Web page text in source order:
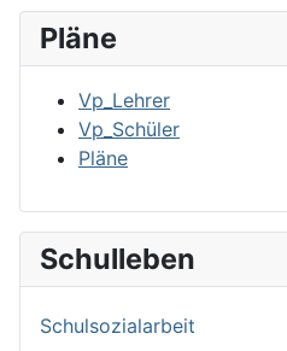
Pläne
Vp_Lehrer
Vp_Schüler
Pläne
Schulleben
Schulsozialarbeit